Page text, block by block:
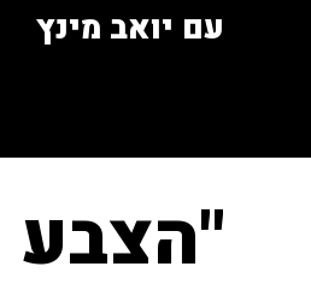
עם יואב מינץ
"הצבע